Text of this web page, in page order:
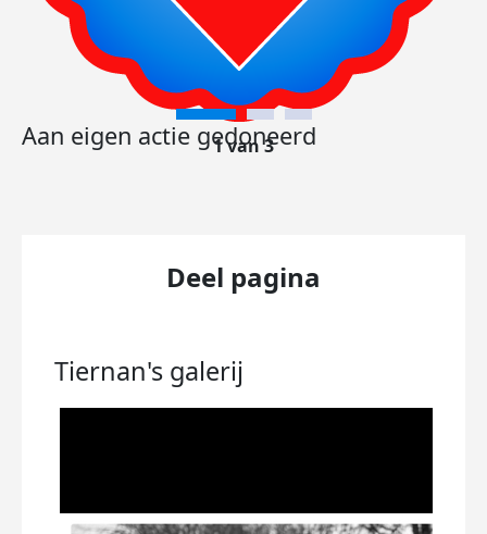
Aan eigen actie gedoneerd
1 van 3
Deel pagina
Tiernan's galerij